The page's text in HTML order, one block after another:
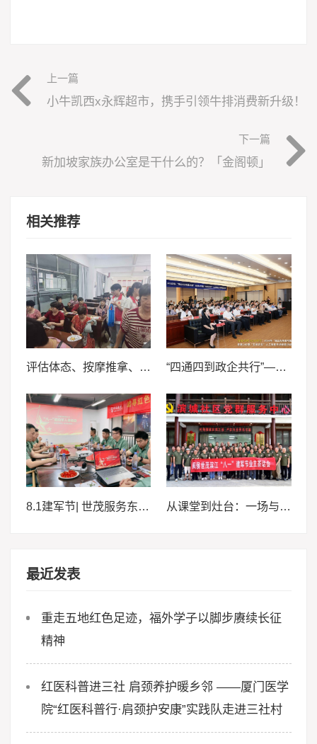
上一篇
小牛凯西x永辉超市，携手引领牛排消费新升级！
下一篇
新加坡家族办公室是干什么的？「金阁顿」
相关推荐
评估体态、按摩推拿、贴耳穴 ——厦门医学院志愿者把“康复门诊”搬进三社村 “四通四到政企共行”—2026年“强企先锋面对面”暨第140期“五凤论见”人工智能专场活动
8.1建军节| 世茂服务东南区域携手“最可爱的人”赓续红色基因 从课堂到灶台：一场与“最可爱的人”的红色之约
最近发表
重走五地红色足迹，福外学子以脚步赓续长征
精神
红医科普进三社 肩颈养护暖乡邻 ——厦门医学
院“红医科普行·肩颈护安康”实践队走进三社村